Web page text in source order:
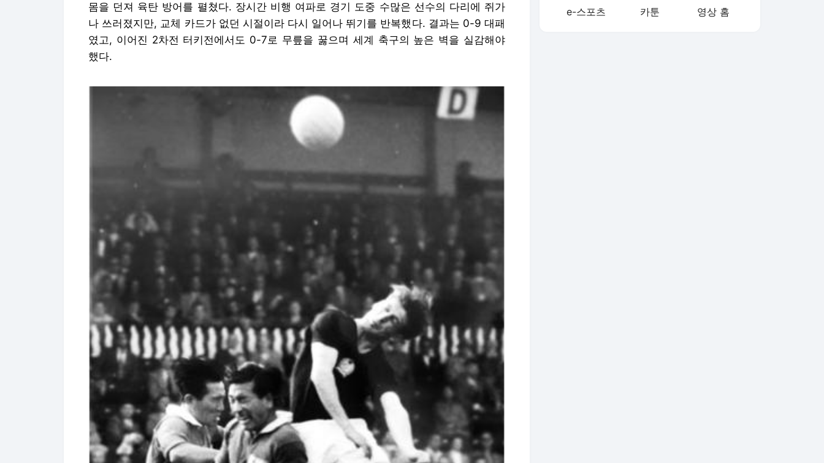
몸을 던져 육탄 방어를 펼쳤다. 장시간 비행 여파로 경기 도중 수많은 선수의 다리에 쥐가
나 쓰러졌지만, 교체 카드가 없던 시절이라 다시 일어나 뛰기를 반복했다. 결과는 0-9 대패
였고, 이어진 2차전 터키전에서도 0-7로 무릎을 꿇으며 세계 축구의 높은 벽을 실감해야
했다.
e-스포츠 카툰 영상 홈